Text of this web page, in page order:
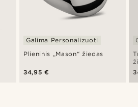
Plieninis „Mason“ žiedas
Galima Personalizuoti
34,95 €